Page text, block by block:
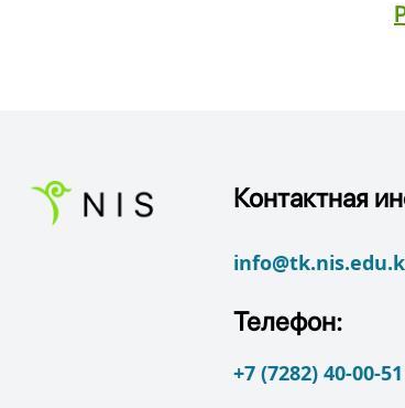
Контактная
Телефон:
+7 (7282) 40-00-51